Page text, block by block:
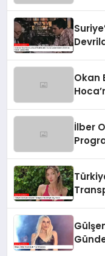
Okan
İlber